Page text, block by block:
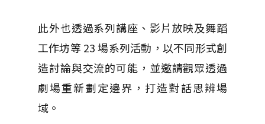
此外也透過系列講座、影片放映及舞蹈
工作坊等 23 場系列活動，以不同形式創
造討論與交流的可能，並邀請觀眾透過
劇場重新劃定邊界，打造對話思辨場
域。